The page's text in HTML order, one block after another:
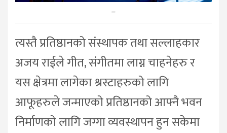
–
त्यस्तै प्रतिष्ठानको संस्थापक तथा सल्लाहकार
अजय राईले गीत, संगीतमा लाग्न चाहनेहरु र
यस क्षेत्रमा लागेका श्रस्टाहरुको लागि
आफूहरुले जन्माएको प्रतिष्ठानको आफ्नै भवन
निर्माणको लागि जग्गा व्यवस्थापन हुन सकेमा